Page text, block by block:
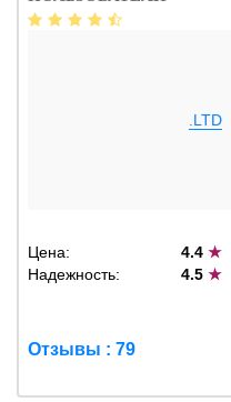
.LTD
Цена: 4.4★
Надежность:
4.5★
Отзывы : 79